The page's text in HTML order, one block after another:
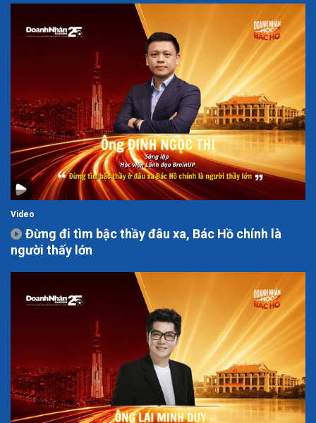
Video
Đừng đi tìm bậc thầy đâu xa, Bác Hồ chính là
người thấy lớn